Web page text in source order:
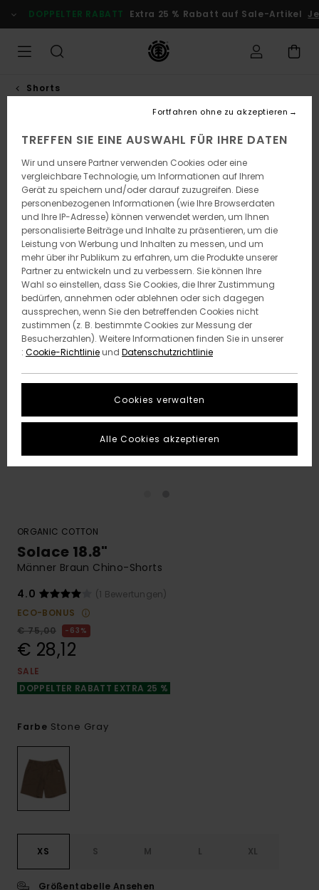
zur
Produktinformation
DOPPELTER RABATT Extra 25 % Rabatt auf Sale-Artikel
Shorts
ORGANIC COTTON
Solace 18.8"
Männer Braun Chino-Shorts
4.0
(1 Bewertungen)
ECO-BONUS
€ 75,00
63%
€ 28,12
SALE
DOPPELTER RABATT EXTRA 25 %
Farbe Stone Gray
XS S M L XL
Größentabelle Ansehen
TREFFEN SIE EINE AUSWAHL FÜR IHRE DATEN
Wir und unsere Partner verwenden Cookies oder eine
vergleichbare Technologie, um Informationen auf Ihrem
Gerät zu speichern und/oder darauf zuzugreifen. Diese
personenbezogenen Informationen (wie Ihre Browserdaten
und Ihre IP-Adresse) können verwendet werden, um Ihnen
personalisierte Beiträge und Inhalte zu präsentieren, um die
Leistung von Werbung und Inhalten zu messen, und um
mehr über ihr Publikum zu erfahren, um die Produkte unserer
Partner zu entwickeln und zu verbessern. Sie können Ihre
Wahl so einstellen, dass Sie Cookies, die Ihrer Zustimmung
bedürfen, annehmen oder ablehnen oder sich dagegen
aussprechen, wenn Sie den betreffenden Cookies nicht
zustimmen (z. B. bestimmte Cookies zur Messung der
Besucherzahlen). Weitere Informationen finden Sie in unserer
: Cookie-Richtlinieund Datenschutzrichtlinie
Cookies verwalten
Fortfahren ohne zu akzeptieren
Alle Cookies akzeptieren